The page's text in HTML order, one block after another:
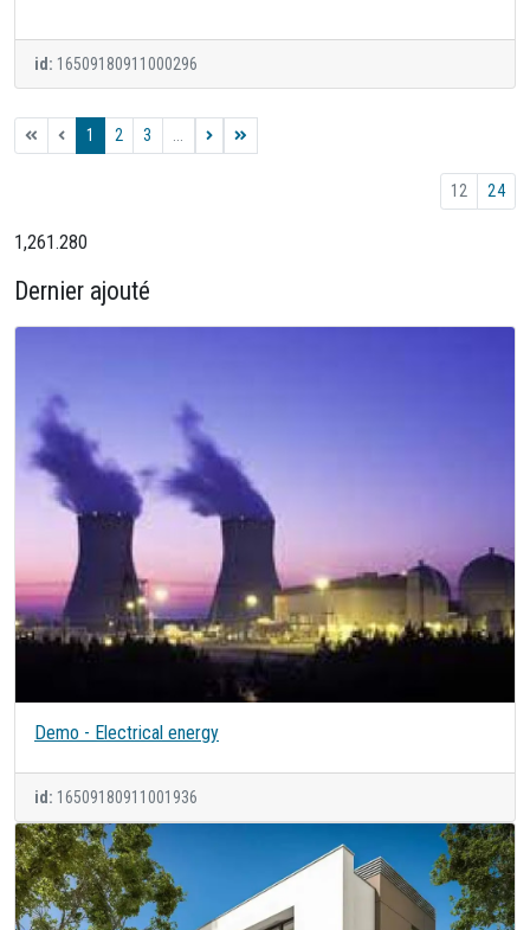
id: 16509180911000296
1 2 3 ...
12 24
1,261.280
Dernier ajouté
Demo - Electrical energy
id: 16509180911001936